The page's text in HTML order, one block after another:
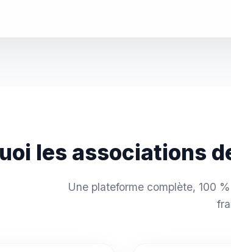
les associations
Une plateforme complète, 100